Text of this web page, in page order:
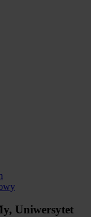
Uniwersytet